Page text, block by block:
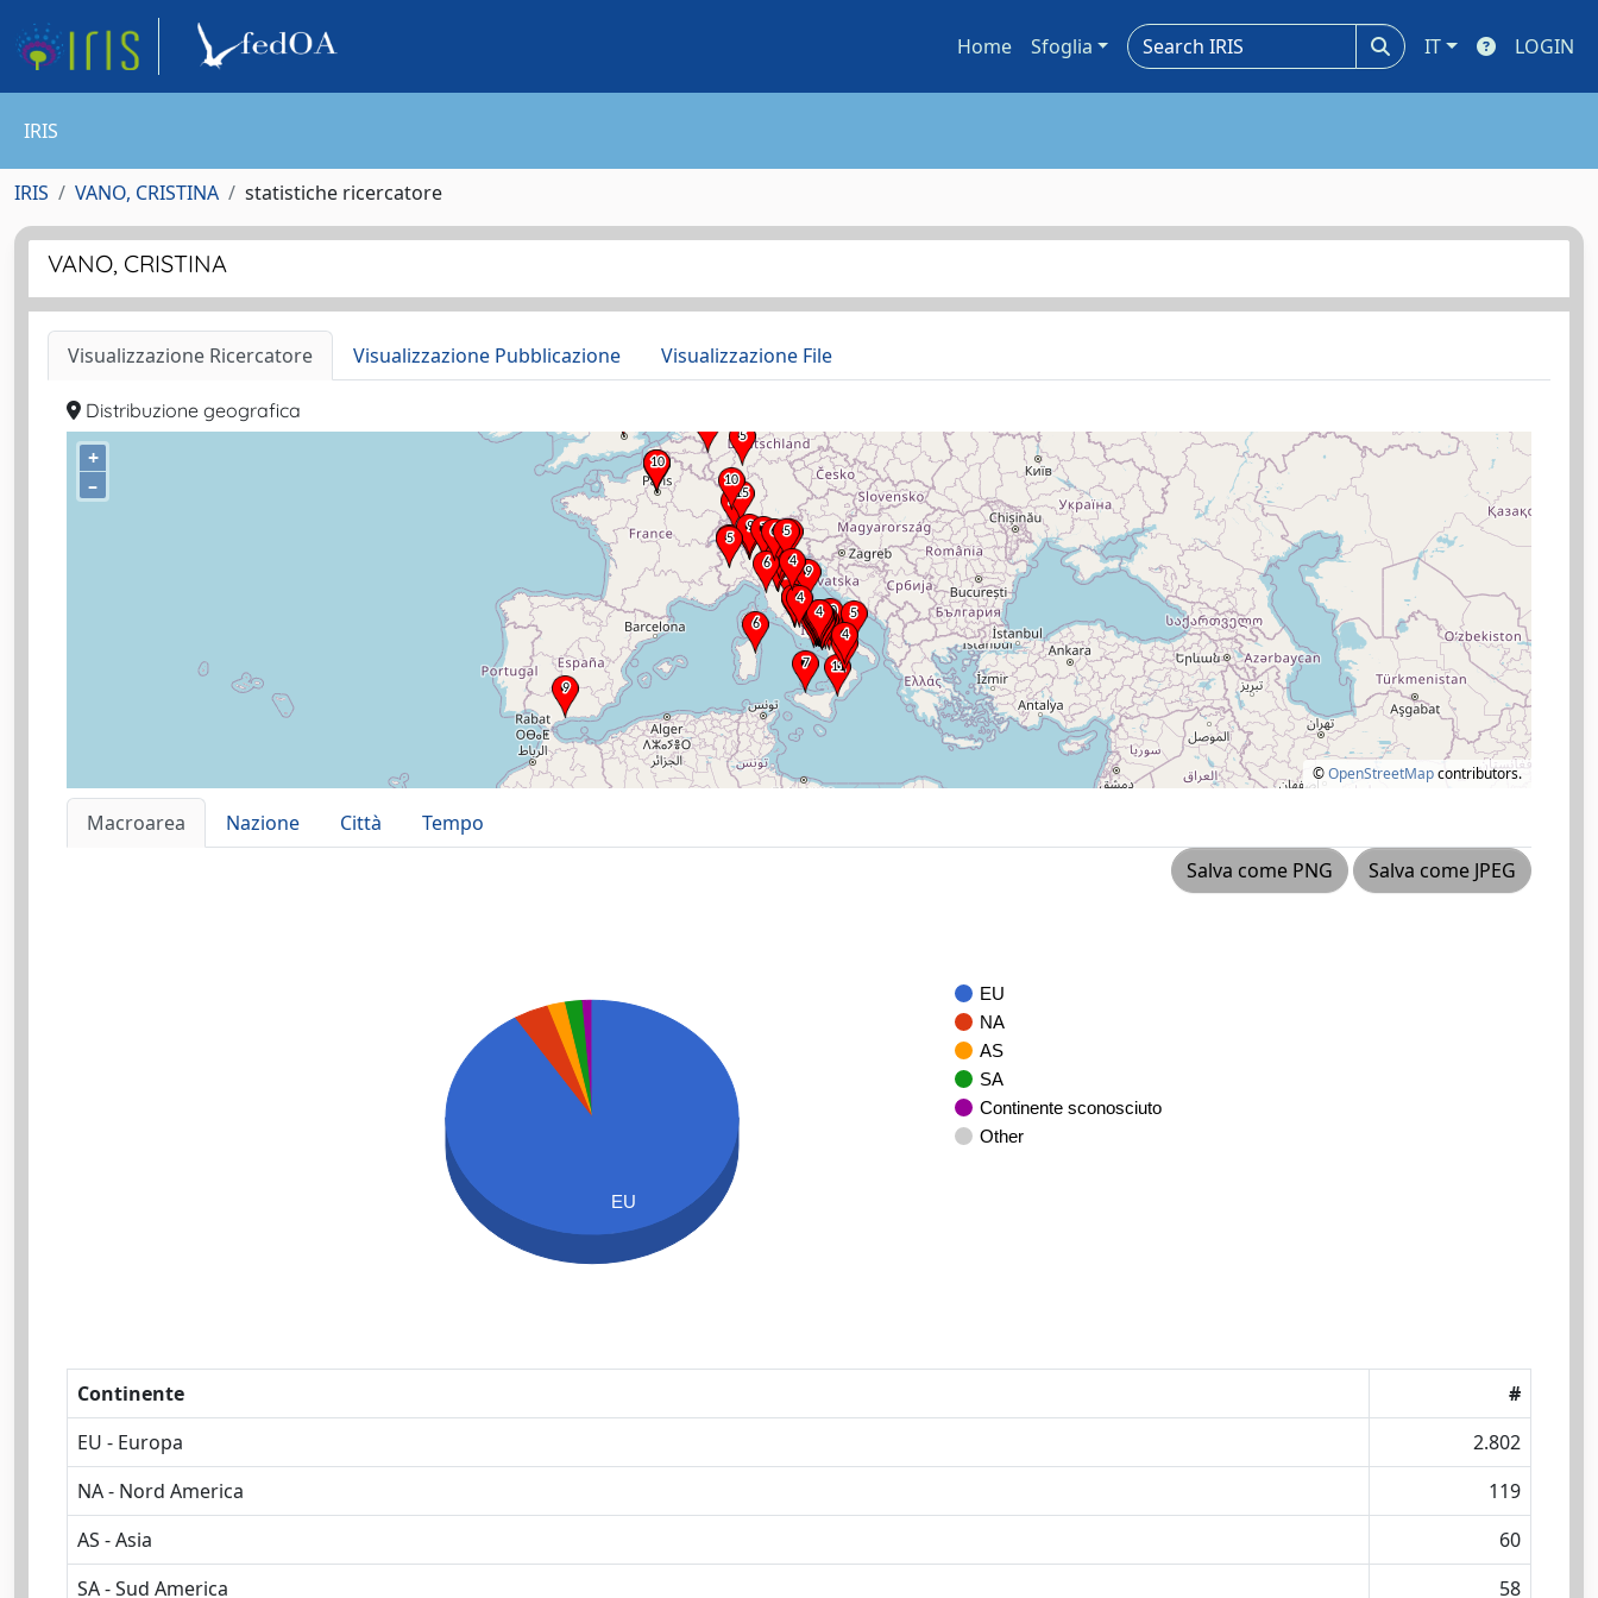
Home Sfoglia IT LOGIN
IRIS
IRIS VANO, CRISTINA statistiche ricercatore
VANO, CRISTINA
Visualizzazione Ricercatore Visualizzazione Pubblicazione Visualizzazione File
Distribuzione geografica
+
–
©OpenStreetMapcontributors.
Macroarea Nazione Città
Tempo
Salva come PNG
Salva come JPEG
EU
NA
AS
SA
Continente sconosciuto
Other
EU
Continente
#
EU - Europa
2.802
NA - Nord America
119
AS - Asia
60
SA - Sud America
58